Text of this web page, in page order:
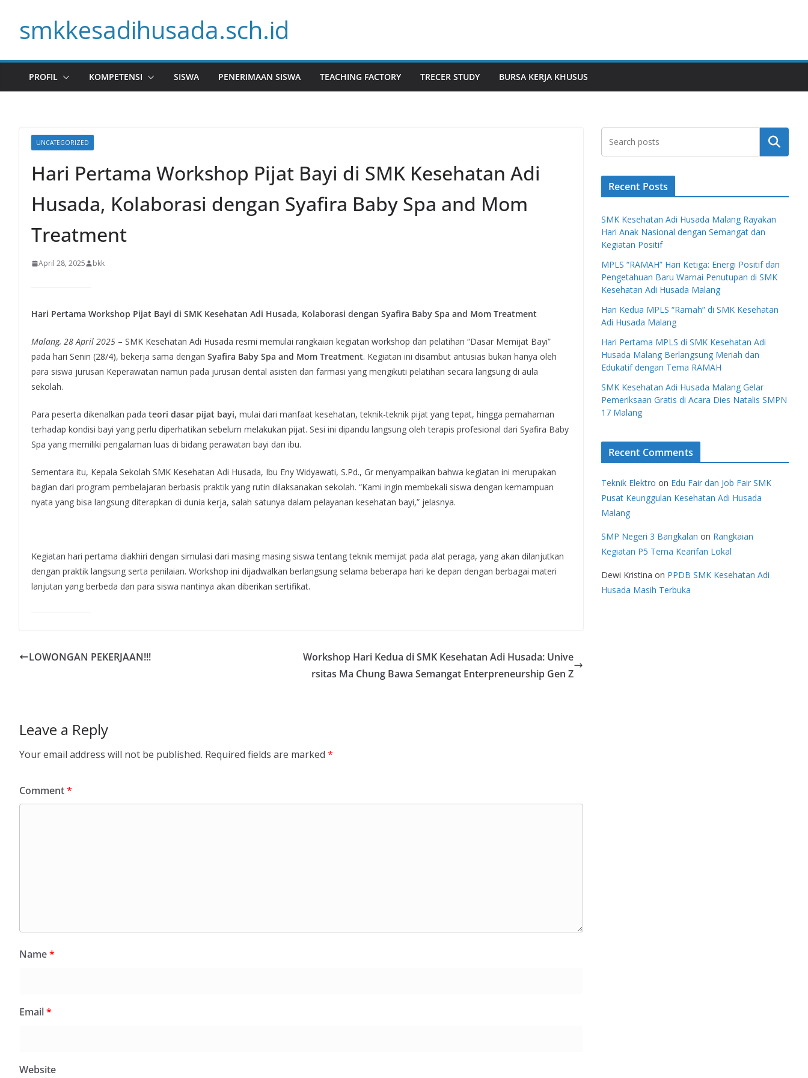
contentsmkkesadihusada.sch.id
PROFIL KOMPETENSI SISWA PENERIMAAN SISWA TEACHING FACTORY TRECER STUDY BURSA KERJA KHUSUS
UNCATEGORIZED
Hari Pertama Workshop Pijat Bayi di SMK Kesehatan Adi
Husada, Kolaborasi dengan Syafira Baby Spa and Mom
Treatment
April 28, 2025 bkk
Hari Pertama Workshop Pijat Bayi di SMK Kesehatan Adi Husada, Kolaborasi dengan Syafira Baby Spa and Mom Treatment
Malang, 28 April 2025 – SMK Kesehatan Adi Husada resmi memulai rangkaian kegiatan workshop dan pelatihan “Dasar Memijat Bayi”
pada hari Senin (28/4), bekerja sama dengan Syafira Baby Spa and Mom Treatment. Kegiatan ini disambut antusias bukan hanya oleh
para siswa jurusan Keperawatan namun pada jurusan dental asisten dan farmasi yang mengikuti pelatihan secara langsung di aula
sekolah.
Para peserta dikenalkan pada teori dasar pijat bayi, mulai dari manfaat kesehatan, teknik-teknik pijat yang tepat, hingga pemahaman
terhadap kondisi bayi yang perlu diperhatikan sebelum melakukan pijat. Sesi ini dipandu langsung oleh terapis profesional dari Syafira Baby
Spa yang memiliki pengalaman luas di bidang perawatan bayi dan ibu.
Sementara itu, Kepala Sekolah SMK Kesehatan Adi Husada, Ibu Eny Widyawati, S.Pd., Gr menyampaikan bahwa kegiatan ini merupakan
bagian dari program pembelajaran berbasis praktik yang rutin dilaksanakan sekolah. “Kami ingin membekali siswa dengan kemampuan
nyata yang bisa langsung diterapkan di dunia kerja, salah satunya dalam pelayanan kesehatan bayi,” jelasnya.
Kegiatan hari pertama diakhiri dengan simulasi dari masing masing siswa tentang teknik memijat pada alat peraga, yang akan dilanjutkan
dengan praktik langsung serta penilaian. Workshop ini dijadwalkan berlangsung selama beberapa hari ke depan dengan berbagai materi
lanjutan yang berbeda dan para siswa nantinya akan diberikan sertifikat.
LOWONGAN PEKERJAAN!!!
Workshop Hari Kedua di SMK Kesehatan Adi Husada: Unive
rsitas Ma Chung Bawa Semangat Enterpreneurship Gen Z
Leave a Reply
Your email address will not be published. Required fields are marked *
Comment*
Name*
Email*
Website
Search
Recent Posts
SMK Kesehatan Adi Husada Malang Rayakan
Hari Anak Nasional dengan Semangat dan
Kegiatan Positif
MPLS “RAMAH” Hari Ketiga: Energi Positif dan
Pengetahuan Baru Warnai Penutupan di SMK
Kesehatan Adi Husada Malang
Hari Kedua MPLS “Ramah” di SMK Kesehatan
Adi Husada Malang
Hari Pertama MPLS di SMK Kesehatan Adi
Husada Malang Berlangsung Meriah dan
Edukatif dengan Tema RAMAH
SMK Kesehatan Adi Husada Malang Gelar
Pemeriksaan Gratis di Acara Dies Natalis SMPN
17 Malang
Recent Comments
Teknik Elektro on Edu Fair dan Job Fair SMK
Pusat Keunggulan Kesehatan Adi Husada
Malang
SMP Negeri 3 Bangkalan on Rangkaian
Kegiatan P5 Tema Kearifan Lokal
Dewi Kristina on PPDB SMK Kesehatan Adi
Husada Masih Terbuka